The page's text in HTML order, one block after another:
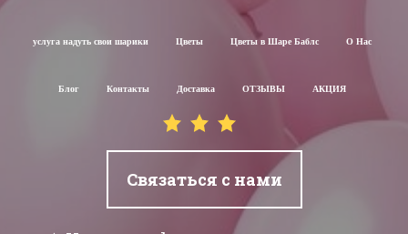
услуга надуть свои шарики Цветы Цветы в Шаре Баблс О Нас
Блог Контакты Доставка ОТЗЫВЫ АКЦИЯ
Связаться с нами